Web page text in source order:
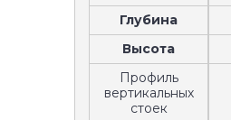
Глубина
Высота
Профиль
вертикальных
стоек